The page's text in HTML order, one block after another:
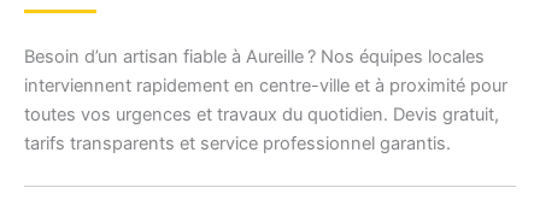
Besoin d’un artisan fiable à Aureille ? Nos équipes locales
interviennent rapidement en centre-ville et à proximité pour
toutes vos urgences et travaux du quotidien. Devis gratuit,
tarifs transparents et service professionnel garantis.